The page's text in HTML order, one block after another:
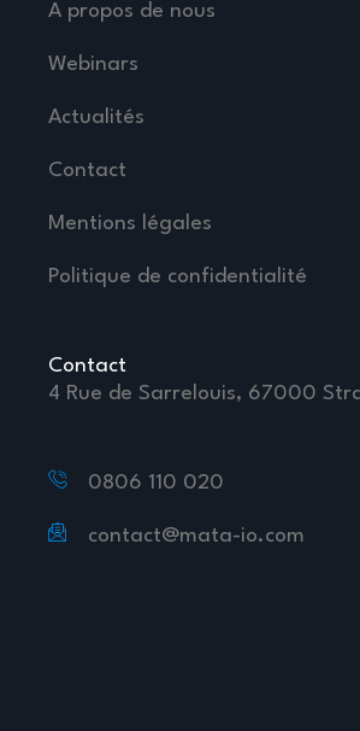
A propos de nous
Webinars
Actualités
Contact
Mentions légales
Politique de confidentialité
Contact
4 Rue de Sarrelouis, 67000
0806 110 020
contact@mata-io.com